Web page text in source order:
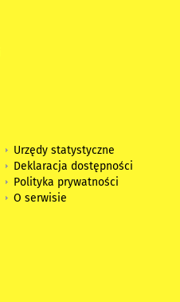
Urzędy statystyczne
Deklaracja dostępności
Polityka prywatności
O serwisie